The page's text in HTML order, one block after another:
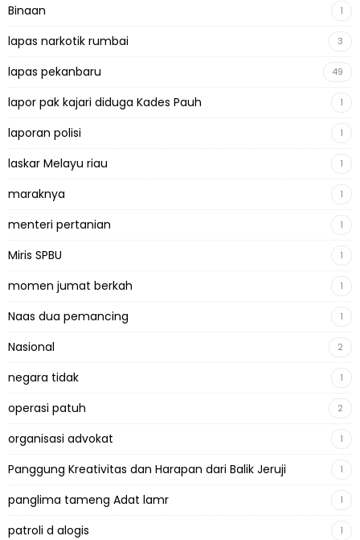
Binaan
1
lapas narkotik rumbai 3
lapas pekanbaru 49
lapor pak kajari diduga Kades Pauh 1
laporan polisi 1
laskar Melayu riau 1
maraknya 1
menteri pertanian 1
Miris SPBU 1
momen jumat berkah 1
Naas dua pemancing 1
Nasional 2
negara tidak 1
operasi patuh 2
organisasi advokat 1
Panggung Kreativitas dan Harapan dari Balik Jeruji 1
panglima tameng Adat lamr 1
patroli d alogis 1